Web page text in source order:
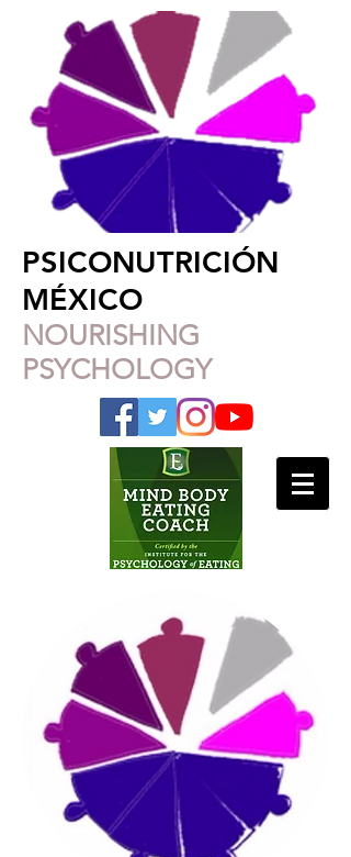
PSICONUTRICIÓN
MÉXICO
NOURISHING
PSYCHOLOGY